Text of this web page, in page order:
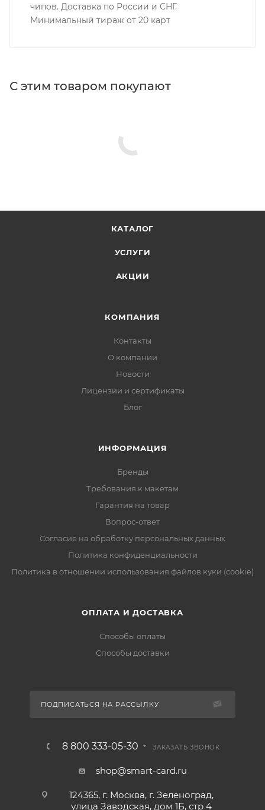
чипов. Доставка по России и СНГ.
Минимальный тираж от 20 карт
С этим товаром покупают
КАТАЛОГ
УСЛУГИ
АКЦИИ
КОМПАНИЯ
Контакты
О компании
Новости
Лицензии и сертификаты
Блог
ИНФОРМАЦИЯ
Бренды
Требования к макетам
Гарантия на товар
Вопрос-ответ
Согласие на обработку персональных данных
Политика конфиденциальности
Политика в отношении использования файлов куки (cookie)
ОПЛАТА И ДОСТАВКА
Способы оплаты
Способы доставки
ПОДПИСАТЬСЯ НА РАССЫЛКУ
8 800 333-05-30 ЗАКАЗАТЬ ЗВОНОК
shop@smart-card.ru
124365, г. Москва, г. Зеленоград,
улица Заводская, дом 1Б, стр 4